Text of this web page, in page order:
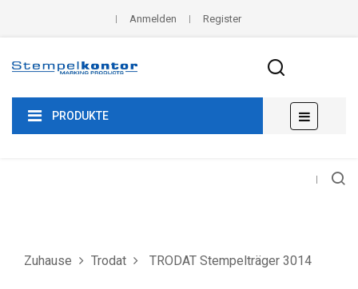
Anmelden Register
PRODUKTE
der
☰
Zuhause Trodat TRODAT Stempelträger 3014